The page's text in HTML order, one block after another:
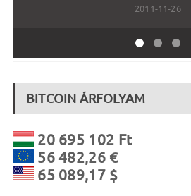
2011-11-26
BITCOIN ÁRFOLYAM
20 695 102 Ft
56 482,26 €
65 089,17 $